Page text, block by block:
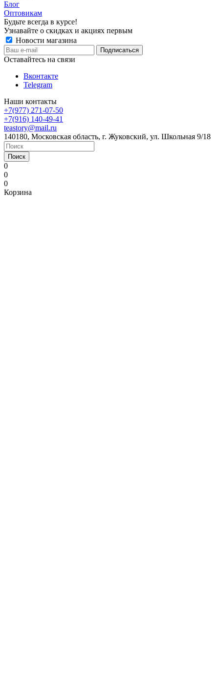
Блог
Оптовикам
Будьте всегда в курсе!
Узнавайте о скидках и акциях первым
Новости магазина
Оставайтесь на связи
Вконтакте
Telegram
Наши контакты
+7(977) 271-07-50
+7(916) 140-49-41
teastory@mail.ru
140180, Московская область, г. Жуковский, ул. Школьная 9/18
Поиск
0
0
0
Корзина